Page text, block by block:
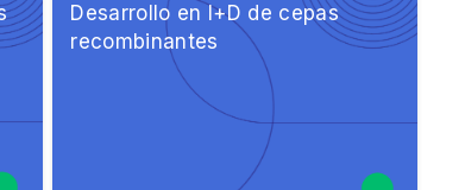
Desarrollo en I+D de cepas
recombinantes